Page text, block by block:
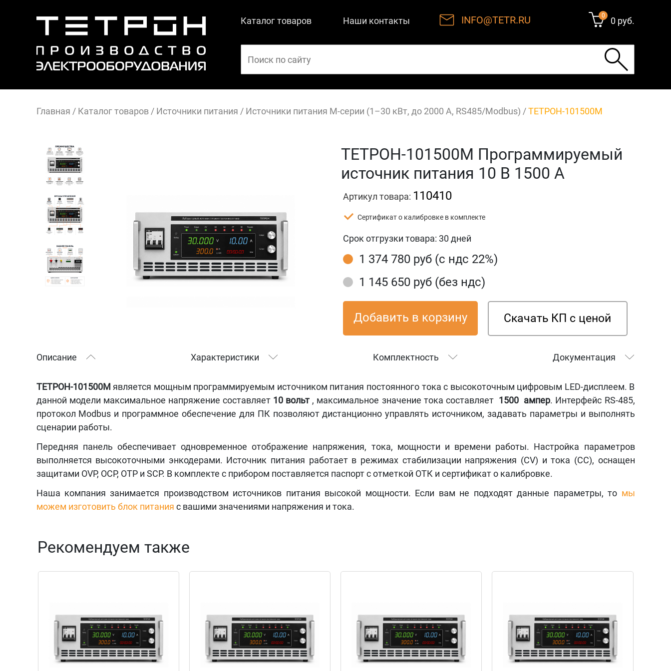
Каталог товаров Наши контакты INFO@TETR.RU 0 0 руб.
Главная / Каталог товаров/ Источники питания / Источники питания М-серии (1–30 кВт, до 2000 А, RS485/Modbus) /ТЕТРОН-101500М
ТЕТРОН-101500М Программируемый
источник питания 10 В 1500 А
Артикул товара: 110410
Сертификат о калибровке в комплекте
Срок отгрузки товара: 30 дней
1 374 780 руб (с ндс 22%)
1 145 650 руб (без ндс)
Добавить в корзину Скачать КП с ценой
Описание Характеристики Комплектность Документация
ТЕТРОН-101500М является мощным программируемым источником питания постоянного тока с высокоточным цифровым LED-дисплеем. В
данной модели максимальное напряжение составляет 10 вольт , максимальное значение тока составляет 1500 ампер. Интерфейс RS-485,
протокол Modbus и программное обеспечение для ПК позволяют дистанционно управлять источником, задавать параметры и выполнять
сценарии работы.
Передняя панель обеспечивает одновременное отображение напряжения, тока, мощности и времени работы. Настройка параметров
выполняется высокоточными энкодерами. Источник питания работает в режимах стабилизации напряжения (CV) и тока (CC), оснащен
защитами OVP, OCP, OTP и SCP. В комплекте с прибором поставляется паспорт с отметкой ОТК и сертификат о калибровке.
Наша компания занимается производством источников питания высокой мощности. Если вам не подходят данные параметры, то мы
можем изготовить блок питания с вашими значениями напряжения и тока.
Рекомендуем также